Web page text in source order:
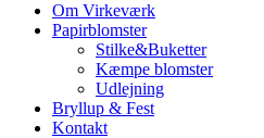
Om Virkeværk
Papirblomster
Stilke&Buketter
Kæmpe blomster
Udlejning
Bryllup & Fest
Kontakt